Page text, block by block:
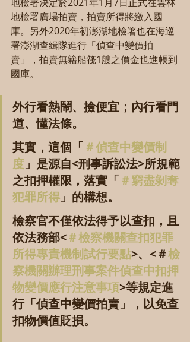
地檢署廣場拍賣，拍賣所得將繳入國
庫。另外2020年初澎湖地檢署也在海巡
署澎湖查緝隊進行「偵查中變價拍
賣」，拍賣無籍船筏1艘之價金也進帳到
國庫。
外行看熱鬧、撿便宜；內行看門
道、懂法條。
其實，這個「 ＃偵查中變價制
度 」是源自<刑事訴訟法>所規範
之扣押權限，落實「 ＃窮盡剝奪
犯罪所得 」的構想。
檢察官不僅依法得予以查扣，且
依法務部<＃檢察機關查扣犯罪
所得專責機制試行要點>、<＃檢
察機關辦理刑事案件偵查中扣押
物變價應行注意事項>等規定進
行「偵查中變價拍賣」，以免查
扣物價值貶損。